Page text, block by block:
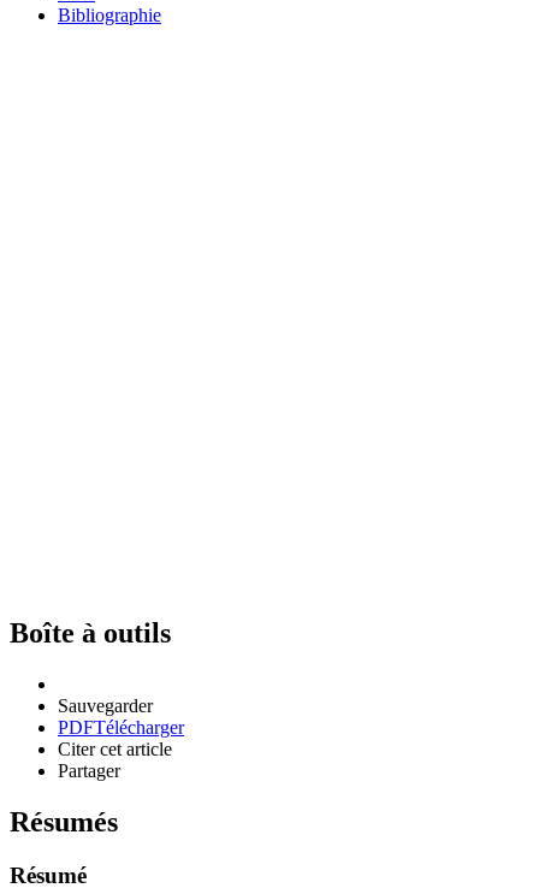
Bibliographie
Boîte à outils
Sauvegarder
PDFTélécharger
Citer cet article
Partager
Résumés
Résumé